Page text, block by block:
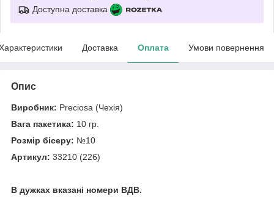
Доступна доставка
Доставка Оплата Умови повернення
Опис
Виробник: Preciosa (Чехія)
Вага пакетика: 10 гр.
Розмір бісеру: №10
Артикул: 33210 (226)
В дужках вказані номери ВДВ.